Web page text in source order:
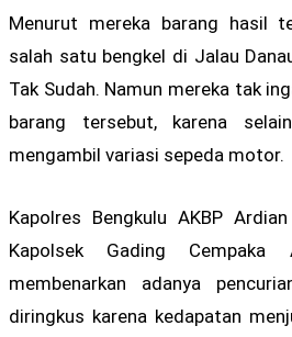
Menurut mereka barang hasil
salah satu bengkel di Jalau
Tak Sudah. Namun mereka tak
barang tersebut, karena
mengambil variasi sepeda motor.
Kapolres Bengkulu AKBP
Kapolsek Gading Cempaka
membenarkan adanya
diringkus karena kedapatan